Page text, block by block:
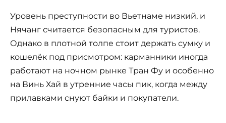
Уровень преступности во Вьетнаме низкий, и
Нячанг считается безопасным для туристов.
Однако в плотной толпе стоит держать сумку и
кошелёк под присмотром: карманники иногда
работают на ночном рынке Тран Фу и особенно
на Винь Хай в утренние часы пик, когда между
прилавками снуют байки и покупатели.